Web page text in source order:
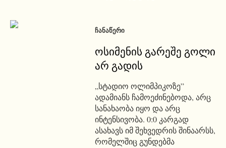
ᲩᲐᲜᲐᲬᲔᲠᲘ
ოსიმენის გარეშე გოლი
არ გადის
„სტადიო ოლიმპიკოზე”
ადამიანს ჩამოეძინებოდა, არც
სანახაობა იყო და არც
ინტენსივობა. 0:0 კარგად
ასახავს იმ შეხვედრის შინაარსს,
რომელშიც გუნდებმა